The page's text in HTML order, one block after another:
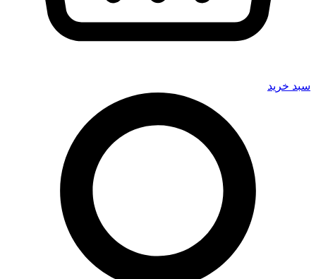
سبد خرید